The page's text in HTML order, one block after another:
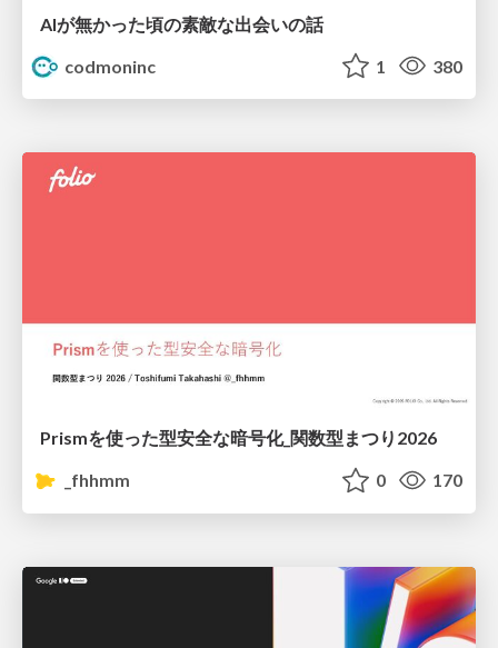
AIが無かった頃の素敵な出会いの話
codmoninc
1 380
Prismを使った型安全な暗号化_関数型まつり2026
_fhhmm
0 170